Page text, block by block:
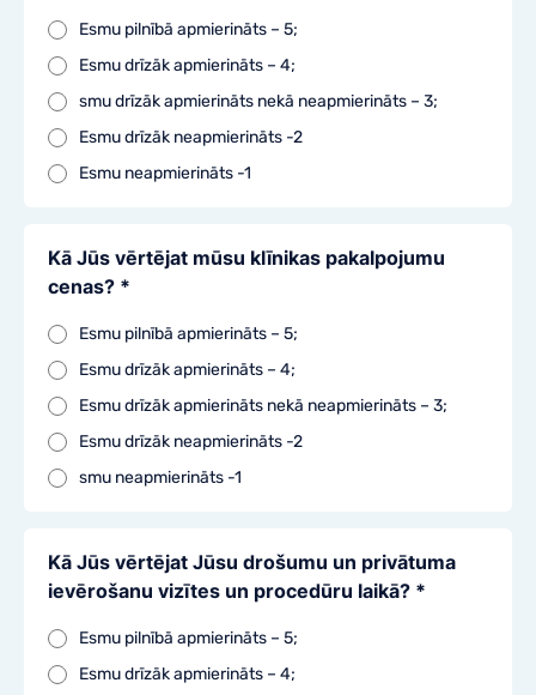
Esmu pilnībā apmierināts – 5;
Esmu drīzāk apmierināts – 4;
smu drīzāk apmierināts nekā neapmierināts – 3;
Esmu drīzāk neapmierināts -2
Esmu neapmierināts -1
Kā Jūs vērtējat mūsu klīnikas pakalpojumu
cenas? *
Esmu pilnībā apmierināts – 5;
Esmu drīzāk apmierināts – 4;
Esmu drīzāk apmierināts nekā neapmierināts – 3;
Esmu drīzāk neapmierināts -2
smu neapmierināts -1
Kā Jūs vērtējat Jūsu drošumu un privātuma
ievērošanu vizītes un procedūru laikā? *
Esmu pilnībā apmierināts – 5;
Esmu drīzāk apmierināts – 4;